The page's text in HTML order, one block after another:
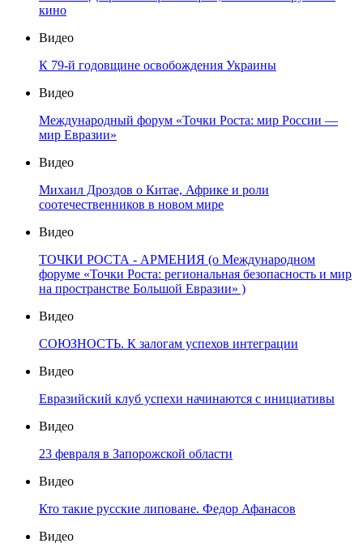
кино
Видео
К 79-й годовщине освобождения Украины
Видео
Международный форум «Точки Роста: мир России —
мир Евразии»
Видео
Михаил Дроздов о Китае, Африке и роли
соотечественников в новом мире
Видео
ТОЧКИ РОСТА - АРМЕНИЯ (о Международном
форуме «Точки Роста: региональная безопасность и мир
на пространстве Большой Евразии» )
Видео
СОЮЗНОСТЬ. К залогам успехов интеграции
Видео
Евразийский клуб успехи начинаются с инициативы
Видео
23 февраля в Запорожской области
Видео
Кто такие русские липоване. Федор Афанасов
Видео